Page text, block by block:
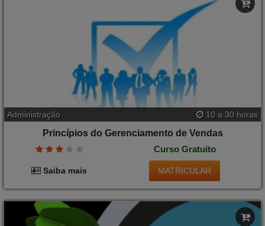
Administração 10 a 30 horas
Princípios do Gerenciamento de Vendas
Curso Gratuito
Saiba mais MATRICULAR